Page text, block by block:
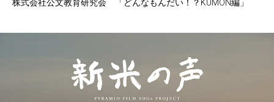
株式会社公文教育研究会 「どんなもんだい！？KUMON編」